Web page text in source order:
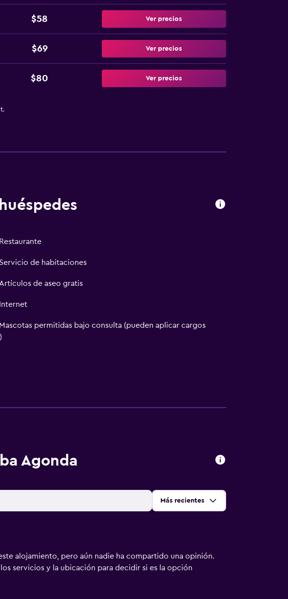
$58 Ver precios
$69 Ver precios
$80 Ver precios
Restaurante
Servicio de habitaciones
Artículos de aseo gratis
Internet
Mascotas permitidas bajo consulta (pueden aplicar cargos
Agonda
Ordenar por:
Más recientes
alojamiento, pero aún nadie ha compartido una opinión.
los servicios y la ubicación para decidir si es la opción